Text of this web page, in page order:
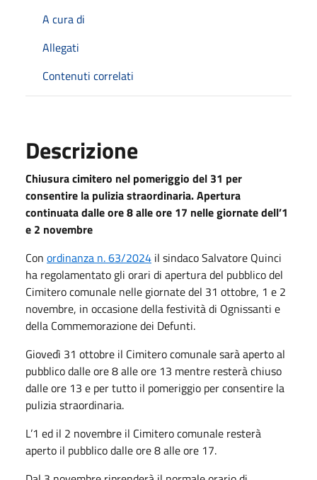
A cura di
Allegati
Contenuti correlati
Descrizione
Chiusura cimitero nel pomeriggio del 31 per
consentire la pulizia straordinaria. Apertura
continuata dalle ore 8 alle ore 17 nelle giornate dell’1
e 2 novembre
Con ordinanza n. 63/2024 il sindaco Salvatore Quinci
ha regolamentato gli orari di apertura del pubblico del
Cimitero comunale nelle giornate del 31 ottobre, 1 e 2
novembre, in occasione della festività di Ognissanti e
della Commemorazione dei Defunti.
Giovedì 31 ottobre il Cimitero comunale sarà aperto al
pubblico dalle ore 8 alle ore 13 mentre resterà chiuso
dalle ore 13 e per tutto il pomeriggio per consentire la
pulizia straordinaria.
L’1 ed il 2 novembre il Cimitero comunale resterà
aperto il pubblico dalle ore 8 alle ore 17.